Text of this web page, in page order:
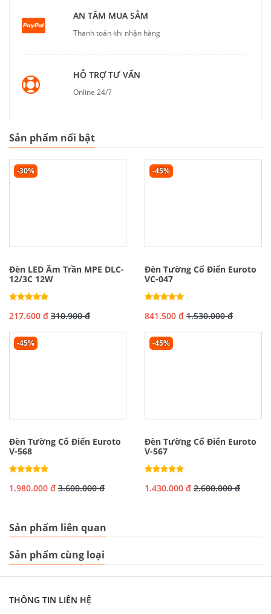
AN TÂM MUA SẮM
Thanh toán khi nhận hàng
HỖ TRỢ TƯ VẤN
Online 24/7
Sản phẩm nổi bật
-30%
Đèn LED Âm Trần MPE DLC-
12/3C 12W
217.600 đ 310.900 đ
-45%
Đèn Tường Cổ Điển Euroto
VC-047
841.500 đ 1.530.000 đ
-45%
Đèn Tường Cổ Điển Euroto
V-568
1.980.000 đ 3.600.000 đ
-45%
Đèn Tường Cổ Điển Euroto
V-567
1.430.000 đ 2.600.000 đ
Sản phẩm liên quan
Sản phẩm cùng loại
THÔNG TIN LIÊN HỆ